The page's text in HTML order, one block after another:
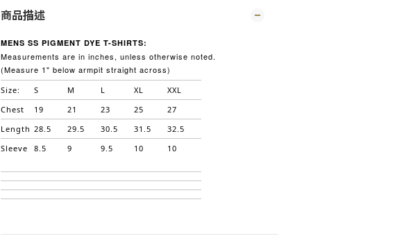
商品描述
MENS SS PIGMENT DYE T-SHIRTS:
Measurements are in inches, unless otherwise noted.
(Measure 1" below armpit straight across)
Size: S M L XL
XXL
Chest
19 21 23 25
27
Length 28.5 29.5 30.5 31.5
32.5
Sleeve
8.5 9 9.5 10 10